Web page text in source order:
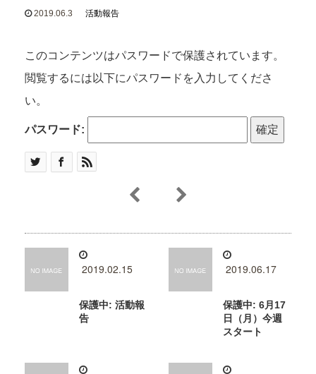
2019.06.3 活動報告
このコンテンツはパスワードで保護されています。
閲覧するには以下にパスワードを入力してくださ
い。
パスワード:
2019.02.15
保護中: 活動報
告
2019.06.17
保護中: 6月17
日（月）今週
スタート